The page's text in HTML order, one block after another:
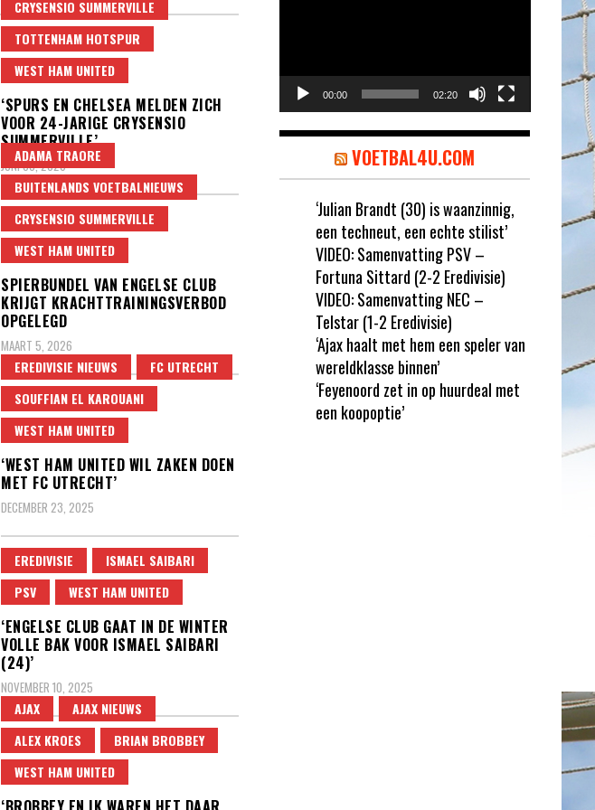
CRYSENSIO SUMMERVILLE
TOTTENHAM HOTSPUR
WEST HAM UNITED
‘SPURS EN CHELSEA MELDEN ZICH
VOOR 24-JARIGE CRYSENSIO
SUMMERVILLE’
JUNI 30, 2026
ADAMA TRAORE
BUITENLANDS VOETBALNIEUWS
CRYSENSIO SUMMERVILLE
WEST HAM UNITED
SPIERBUNDEL VAN ENGELSE CLUB
KRIJGT KRACHTTRAININGSVERBOD
OPGELEGD
MAART 5, 2026
EREDIVISIE NIEUWS
FC UTRECHT
SOUFFIAN EL KAROUANI
WEST HAM UNITED
‘WEST HAM UNITED WIL ZAKEN DOEN
MET FC UTRECHT’
DECEMBER 23, 2025
EREDIVISIE
ISMAEL SAIBARI
PSV
WEST HAM UNITED
‘ENGELSE CLUB GAAT IN DE WINTER
VOLLE BAK VOOR ISMAEL SAIBARI
(24)’
NOVEMBER 10, 2025
AJAX
AJAX NIEUWS
ALEX KROES
BRIAN BROBBEY
WEST HAM UNITED
00:00 02:20
VOETBAL4U.COM
‘Julian Brandt (30) is waanzinnig,
een techneut, een echte stilist’
VIDEO: Samenvatting PSV –
Fortuna Sittard (2-2 Eredivisie)
VIDEO: Samenvatting NEC –
Telstar (1-2 Eredivisie)
‘Ajax haalt met hem een speler van
wereldklasse binnen’
‘Feyenoord zet in op huurdeal met
een koopoptie’